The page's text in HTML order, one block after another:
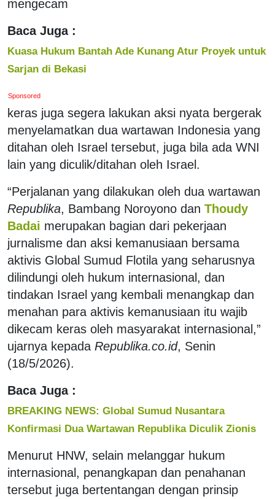
mengecam
Baca Juga :
Kuasa Hukum Bantah Ade Kunang Atur Proyek untuk
Sarjan di Bekasi
Sponsored
keras juga segera lakukan aksi nyata bergerak
menyelamatkan dua wartawan Indonesia yang
ditahan oleh Israel tersebut, juga bila ada WNI
lain yang diculik/ditahan oleh Israel.
“Perjalanan yang dilakukan oleh dua wartawan
Republika, Bambang Noroyono dan Thoudy
Badai merupakan bagian dari pekerjaan
jurnalisme dan aksi kemanusiaan bersama
aktivis Global Sumud Flotila yang seharusnya
dilindungi oleh hukum internasional, dan
tindakan Israel yang kembali menangkap dan
menahan para aktivis kemanusiaan itu wajib
dikecam keras oleh masyarakat internasional,”
ujarnya kepada Republika.co.id, Senin
(18/5/2026).
Baca Juga :
BREAKING NEWS: Global Sumud Nusantara
Konfirmasi Dua Wartawan Republika Diculik Zionis
Menurut HNW, selain melanggar hukum
internasional, penangkapan dan penahanan
tersebut juga bertentangan dengan prinsip